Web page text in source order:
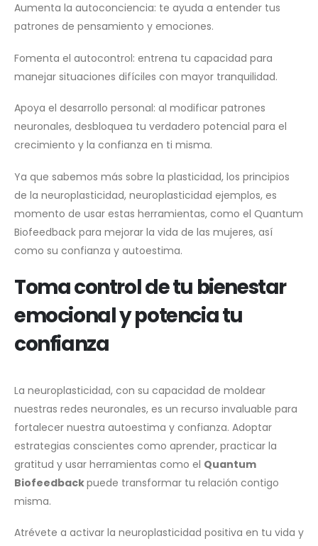
Aumenta la autoconciencia: te ayuda a entender tus
patrones de pensamiento y emociones.
Fomenta el autocontrol: entrena tu capacidad para
manejar situaciones difíciles con mayor tranquilidad.
Apoya el desarrollo personal: al modificar patrones
neuronales, desbloquea tu verdadero potencial para el
crecimiento y la confianza en ti misma.
Ya que sabemos más sobre la plasticidad, los principios
de la neuroplasticidad, neuroplasticidad ejemplos, es
momento de usar estas herramientas, como el Quantum
Biofeedback para mejorar la vida de las mujeres, así
como su confianza y autoestima.
Toma control de tu bienestar
emocional y potencia tu
confianza
La neuroplasticidad, con su capacidad de moldear
nuestras redes neuronales, es un recurso invaluable para
fortalecer nuestra autoestima y confianza. Adoptar
estrategias conscientes como aprender, practicar la
gratitud y usar herramientas como el Quantum
Biofeedbackpuede transformar tu relación contigo
misma.
Atrévete a activar la neuroplasticidad positiva en tu vida y